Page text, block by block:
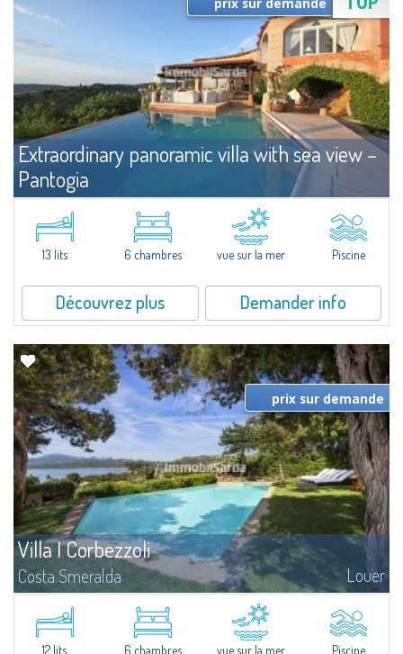
Extraordinary panoramic villa with sea view –
Pantogia
Costa Smeralda Louer
Prestigieuse villa avec une magnifique vue panoramique sur toute la Baie
du Pevero.La villa se compose d’une grande chambre de maitre avec
bureau et salle de bains en suite, terrasse avec accès à la piscine et vue...
prix sur demande
13 lits 6 chambres vue sur la mer Piscine
Découvrez plus Demander info
Villa I Corbezzoli
Costa Smeralda Louer
La Celvia est un quartier résidentiel privé dans le Consortium de la Costa
Smeralda, l'un des lieux les plus élégants et prestigieux de Sardaigne, situé
à l'entrée de la Baie de Cala di Volpe.Emplacement unique...
prix sur demande
12 lits 6 chambres vue sur la mer Piscine